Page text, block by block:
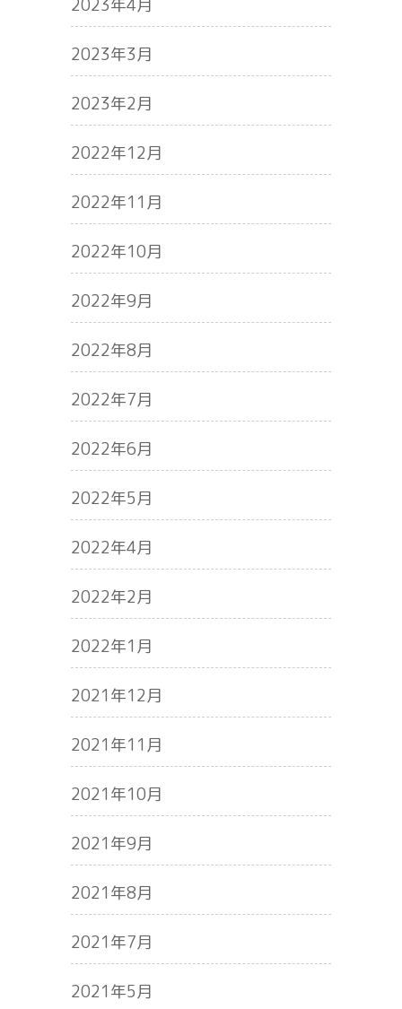
2023年4月
2023年3月
2023年2月
2022年12月
2022年11月
2022年10月
2022年9月
2022年8月
2022年7月
2022年6月
2022年5月
2022年4月
2022年2月
2022年1月
2021年12月
2021年11月
2021年10月
2021年9月
2021年8月
2021年7月
2021年5月